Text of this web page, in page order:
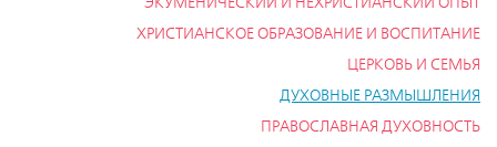
ХРИСТИАНСКОЕ ОБРАЗОВАНИЕ И ВОСПИТАНИЕ
ЦЕРКОВЬ И СЕМЬЯ
ДУХОВНЫЕ РАЗМЫШЛЕНИЯ
ПРАВОСЛАВНАЯ ДУХОВНОСТЬ